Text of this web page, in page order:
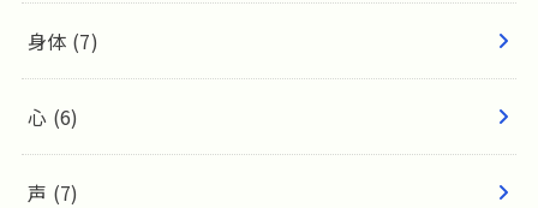
身体 (7)
心 (6)
声 (7)